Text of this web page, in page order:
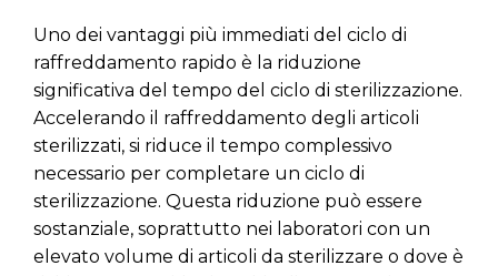
Uno dei vantaggi più immediati del ciclo di
raffreddamento rapido è la riduzione
significativa del tempo del ciclo di sterilizzazione.
Accelerando il raffreddamento degli articoli
sterilizzati, si riduce il tempo complessivo
necessario per completare un ciclo di
sterilizzazione. Questa riduzione può essere
sostanziale, soprattutto nei laboratori con un
elevato volume di articoli da sterilizzare o dove è